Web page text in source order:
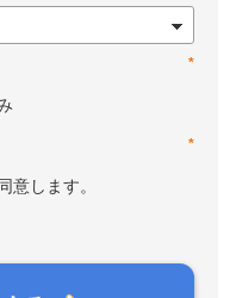
*
*
意します。